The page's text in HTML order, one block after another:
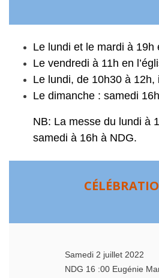
Le lundi et le mardi à 19h
Le vendredi à 11h en
Le lundi, de 10h30 à 12h,
Le dimanche : samedi
NB: La messe du lundi à
samedi à 16h à NDG.
Samedi 2 juillet 2022
NDG 16 :00 Eugénie